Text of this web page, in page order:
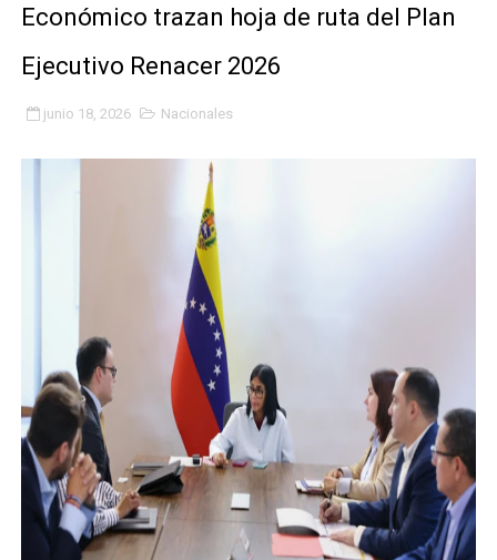
Niños merideños potencian su talento en plan
Niños merideños aprenden sobre gaita de tambora
Hospital universitario muestra sus avances en visita
Instituto Nacional de Nutrición celebra Semana
Gobernación de Mérida fortalece el desarrollo
Corposalud inició talleres para aspirantes al curso de
Fortalecen formación académica de médicos en
Fortaleciendo la economía comunal en El Vigía con
Campo Elías consolida plan de bacheo en el sector La
Económico trazan hoja de ruta del Plan
Ejecutivo Renacer 2026
junio 18, 2026 Nacionales